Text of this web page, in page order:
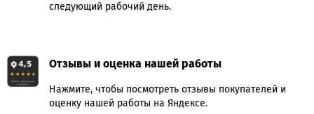
следующий рабочий день.
Отзывы и оценка нашей работы
Нажмите, чтобы посмотреть отзывы покупателей и
оценку нашей работы на Яндексе.